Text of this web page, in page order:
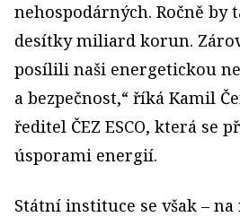
nehospodárných. Ročně
desítky miliard korun.
posílili naši energetickou
a bezpečnost,“ říká Kamil
ředitel ČEZ ESCO, která se
úsporami energií.
Státní instituce se však –